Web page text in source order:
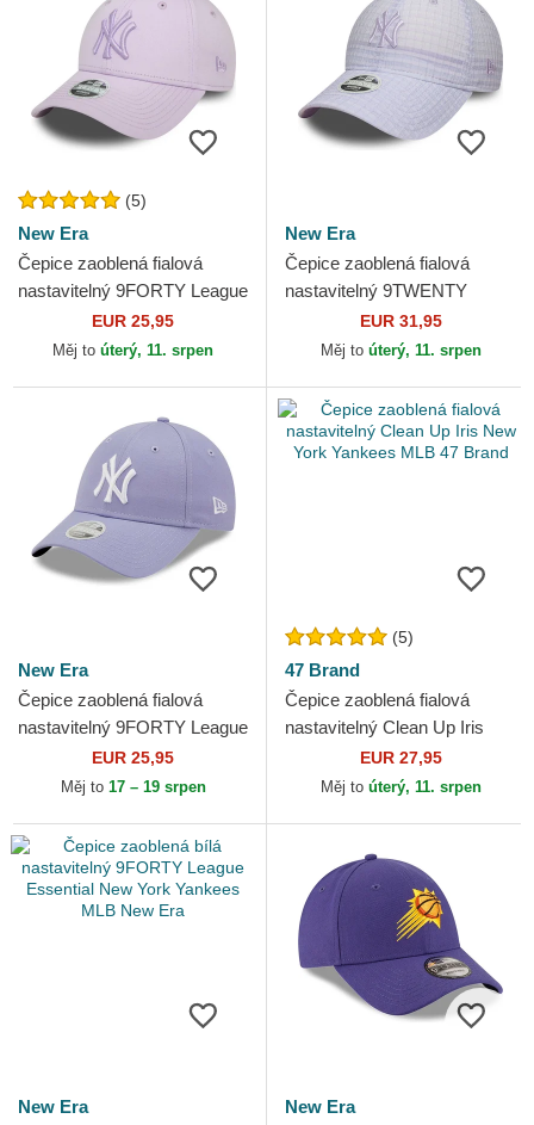
(5)
New Era
Čepice zaoblená fialová
nastavitelný 9FORTY League
Essential New York Yankees
MLB New Era
EUR 25,95
Měj to úterý, 11. srpen
New Era
Čepice zaoblená fialová
nastavitelný 9TWENTY
Seersucker New York
Yankees MLB New Era
EUR 31,95
Měj to úterý, 11. srpen
New Era
Čepice zaoblená fialová
nastavitelný 9FORTY League
Essential New York Yankees
MLB New Era
EUR 25,95
Měj to 17 – 19 srpen
(5)
47 Brand
Čepice zaoblená fialová
nastavitelný Clean Up Iris
New York Yankees MLB 47
Brand
EUR 27,95
Měj to úterý, 11. srpen
New Era
New Era